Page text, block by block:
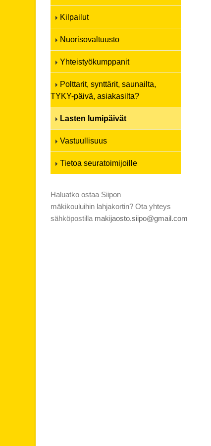
Kilpailut
Nuorisovaltuusto
Yhteistyökumppanit
Polttarit, synttärit, saunailta,
TYKY-päivä, asiakasilta?
Lasten lumipäivät
Vastuullisuus
Tietoa seuratoimijoille
Haluatko ostaa Siipon
mäkikouluihin lahjakortin? Ota yhteys
sähköpostilla makijaosto.siipo@gmail.com